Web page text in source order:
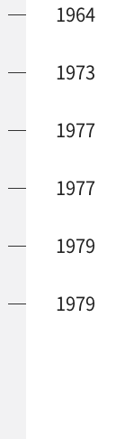
1964
1973
1977
1977
1979
1979